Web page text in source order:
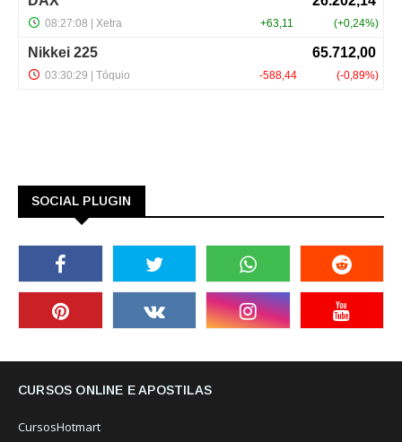
SOCIAL PLUGIN
CURSOS ONLINE E APOSTILAS
CursosHotmart